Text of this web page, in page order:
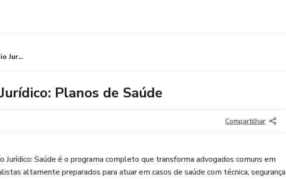
Mentoria Domínio Jurídico: Planos de Saúde
Planos de Saúde
Compartilhar
Jurídico: Saúde é o programa completo que transforma advogados comuns em
altamente preparados para atuar em casos de saúde com técnica, segurança